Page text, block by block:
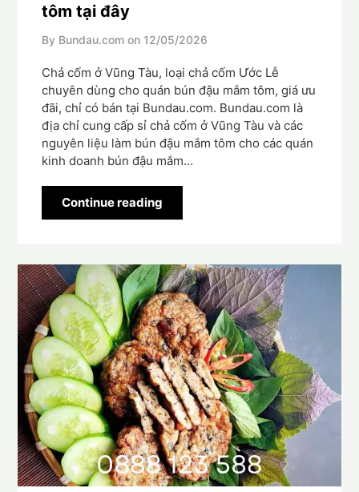
tôm tại đây
By Bundau.com on 12/05/2026
Chả cốm ở Vũng Tàu, loại chả cốm Ước Lễ
chuyên dùng cho quán bún đậu mắm tôm, giá ưu
đãi, chỉ có bán tại Bundau.com. Bundau.com là
địa chỉ cung cấp sỉ chả cốm ở Vũng Tàu và các
nguyên liệu làm bún đậu mắm tôm cho các quán
kinh doanh bún đậu mắm…
Continue reading